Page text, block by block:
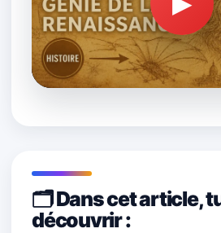
🗂️Dans cet article,
découvrir :